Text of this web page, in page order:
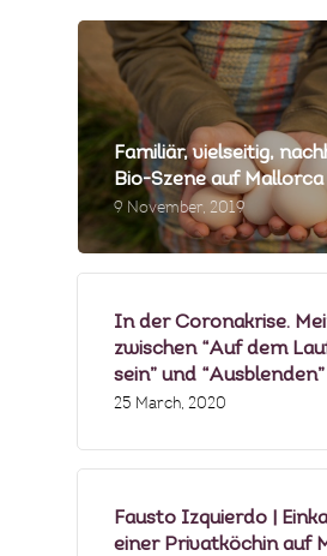
Familiär, vielseitig,
Bio-Szene auf Mallorca
9 November, 2019
In der Coronakrise.
zwischen “Auf dem
sein” und “Ausblenden”
25 March, 2020
Fausto Izquierdo |
einer Privatköchin auf